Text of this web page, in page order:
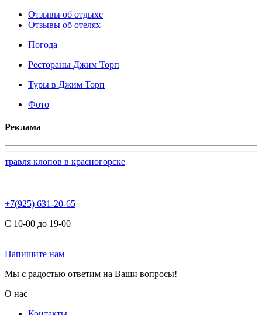
Отзывы об отдыхе
Отзывы об отелях
Погода
Рестораны Джим Торп
Туры в Джим Торп
Фото
Реклама
травля клопов в красногорске
+7(925) 631-20-65
С 10-00 до 19-00
Напишите нам
Мы с радостью ответим на Ваши вопросы!
О нас